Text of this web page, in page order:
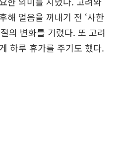
해 얼음을 꺼내기 전 ‘사한
의 변화를 기렸다. 또 고려
하루 휴가를 주기도 했다.